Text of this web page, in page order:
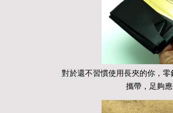
對於還不習慣使用長夾的你，
攜帶，足夠